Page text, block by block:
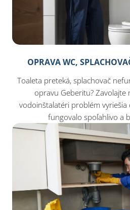
OPRAVA WC,
Toaleta preteká, splachovač
opravu Geberitu? Zavolajte
vodoinštalatéri problém vyriešia
fungovalo spoľahlivo a